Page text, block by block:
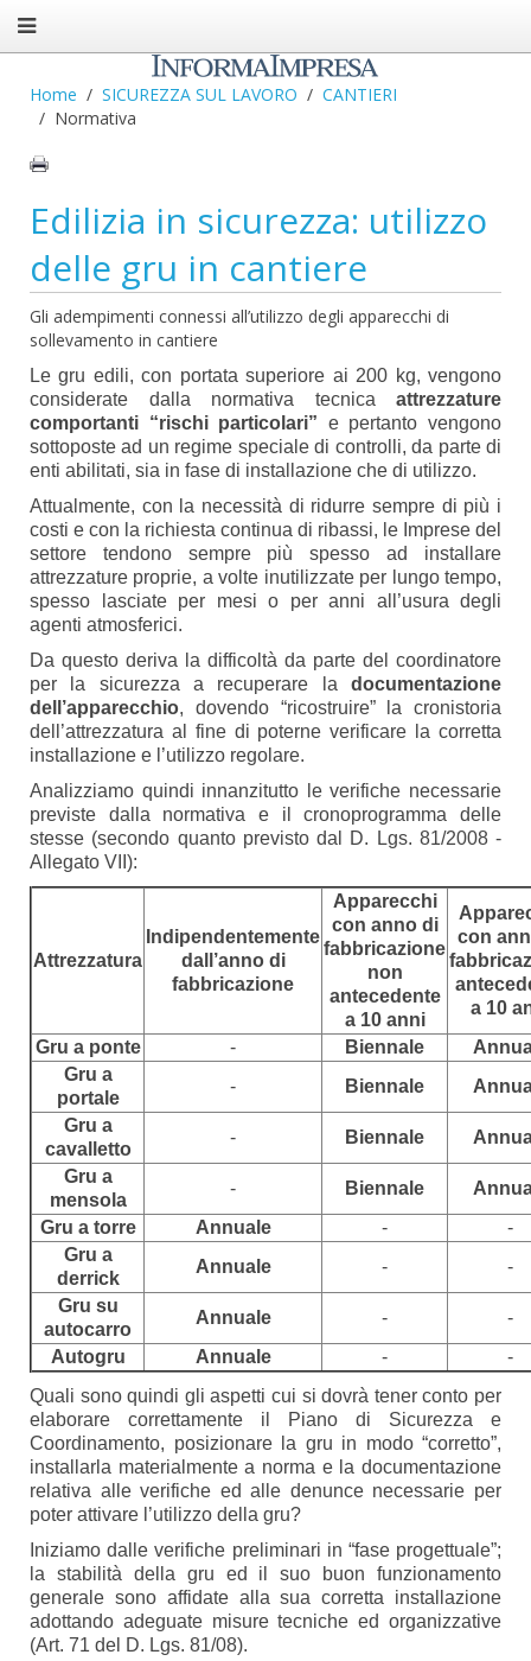
Home SICUREZZA SUL LAVORO
CANTIERI
Normativa
Edilizia in sicurezza: utilizzo
delle gru in cantiere
Gli adempimenti connessi all’utilizzo degli apparecchi di
sollevamento in cantiere
Le gru edili, con portata superiore ai 200 kg, vengono
considerate dalla normativa tecnica attrezzature
comportanti “rischi particolari” e pertanto vengono
sottoposte ad un regime speciale di controlli, da parte di
enti abilitati, sia in fase di installazione che di utilizzo.
Attualmente, con la necessità di ridurre sempre di più i
costi e con la richiesta continua di ribassi, le Imprese del
settore tendono sempre più spesso ad installare
attrezzature proprie, a volte inutilizzate per lungo tempo,
spesso lasciate per mesi o per anni all’usura degli
agenti atmosferici.
Da questo deriva la difficoltà da parte del coordinatore
per la sicurezza a recuperare la documentazione
dell’apparecchio, dovendo “ricostruire” la cronistoria
dell’attrezzatura al fine di poterne verificare la corretta
installazione e l’utilizzo regolare.
Analizziamo quindi innanzitutto le verifiche necessarie
previste dalla normativa e il cronoprogramma delle
stesse (secondo quanto previsto dal D. Lgs. 81/2008 -
Allegato VII):
Attrezzatura
Indipendentemente
dall’anno di
fabbricazione
Apparecchi
con anno di
fabbricazione
non
antecedente
a 10 anni
con
a 10
Gru a ponte
- Biennale
Gru a
portale
- Biennale
Gru a
cavalletto
- Biennale
Gru a
mensola
- Biennale
Gru a torre
Annuale -
-
Gru a
derrick
Annuale -
-
Gru su
autocarro
Annuale -
-
Autogru
Annuale -
-
Quali sono quindi gli aspetti cui si dovrà tener conto per
elaborare correttamente il Piano di Sicurezza e
Coordinamento, posizionare la gru in modo “corretto”,
installarla materialmente a norma e la documentazione
relativa alle verifiche ed alle denunce necessarie per
poter attivare l’utilizzo della gru?
Iniziamo dalle verifiche preliminari in “fase progettuale”;
la stabilità della gru ed il suo buon funzionamento
generale sono affidate alla sua corretta installazione
adottando adeguate misure tecniche ed organizzative
(Art. 71 del D. Lgs. 81/08).